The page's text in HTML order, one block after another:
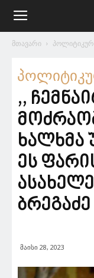
მთავარი
,,
ხალხმა
ეს
ბრეგაძე
მაისი 28, 2023